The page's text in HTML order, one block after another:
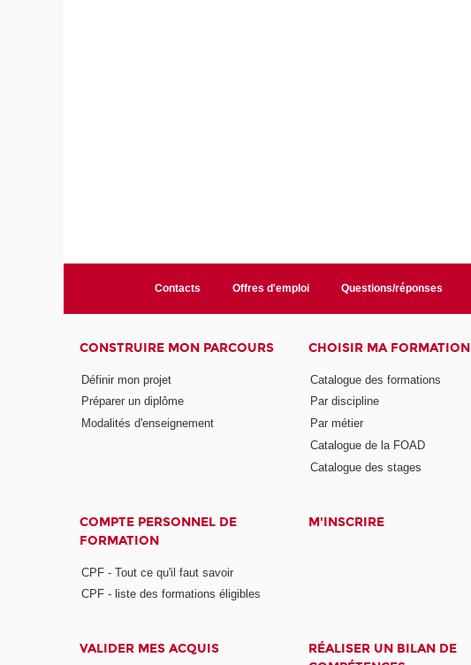
Contacts Offres d'emploi Questions/réponses
CONSTRUIRE MON PARCOURS
Définir mon projet
Préparer un diplôme
Modalités d'enseignement
CHOISIR MA FORMATION
Catalogue des formations
Par discipline
Par métier
Catalogue de la FOAD
Catalogue des stages
COMPTE PERSONNEL DE
FORMATION
CPF - Tout ce qu'il faut savoir
CPF - liste des formations éligibles
M'INSCRIRE
VALIDER MES ACQUIS
RÉALISER UN BILAN DE